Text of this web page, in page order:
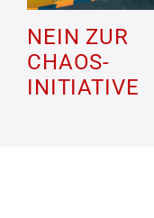
NEIN ZUR
CHAOS-
INITIATIVE